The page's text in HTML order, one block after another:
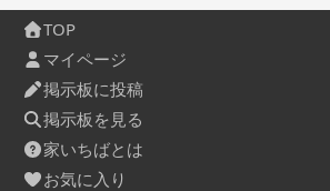
TOP
マイページ
掲示板に投稿
掲示板を見る
家いちばとは
お気に入り